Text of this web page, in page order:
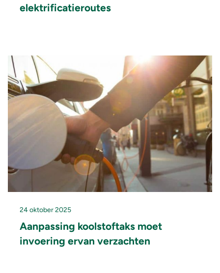
elektrificatieroutes
24 oktober 2025
Aanpassing koolstoftaks moet
invoering ervan verzachten